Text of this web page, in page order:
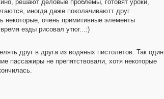
решают деловые проблемы, готовят уроки,
иногда даже поколачиваютт друг
некоторые, очень примитивные элементы
езды рисовал утюг...:)
друг в друга из водяных пистолетов. Так один
пассажиры не препятствовали, хотя некоторые